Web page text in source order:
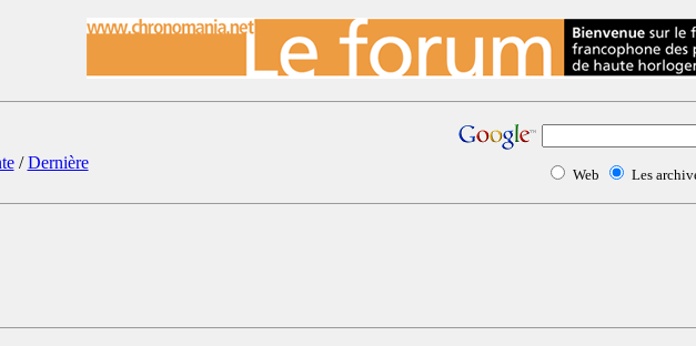
/Dernière
Web Les